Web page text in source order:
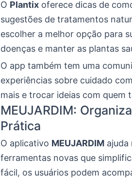
O Plantix oferece dicas de
sugestões de tratamentos
escolher a melhor opção para
doenças e manter as plantas
O app também tem uma
experiências sobre cuidado
mais e trocar ideias com quem
MEUJARDIM:
Prática
O aplicativo MEUJARDIM ajuda
ferramentas novas que
fácil, os usuários podem